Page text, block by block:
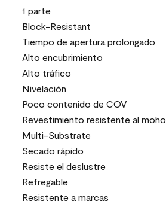
1 parte
Block-Resistant
Tiempo de apertura prolongado
Alto encubrimiento
Alto tráfico
Nivelación
Poco contenido de COV
Revestimiento resistente al moho
Multi-Substrate
Secado rápido
Resiste el deslustre
Refregable
Resistente a marcas